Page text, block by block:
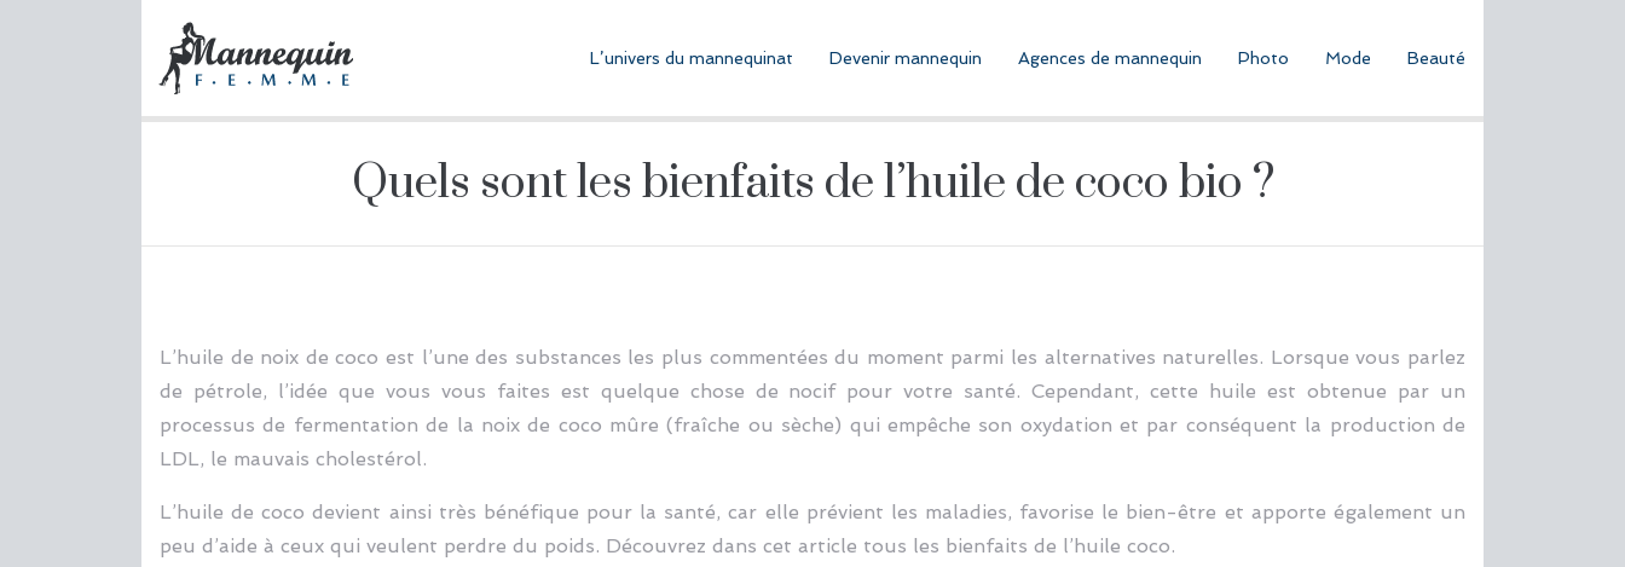
L’univers du mannequinat Devenir mannequin Agences de mannequin Photo Mode Beauté
Quels sont les bienfaits de l’huile de coco bio ?
L’huile de noix de coco est l’une des substances les plus commentées du moment parmi les alternatives naturelles. Lorsque vous parlez
de pétrole, l’idée que vous vous faites est quelque chose de nocif pour votre santé. Cependant, cette huile est obtenue par un
processus de fermentation de la noix de coco mûre (fraîche ou sèche) qui empêche son oxydation et par conséquent la production de
LDL, le mauvais cholestérol.
L’huile de coco devient ainsi très bénéfique pour la santé, car elle prévient les maladies, favorise le bien-être et apporte également un
peu d’aide à ceux qui veulent perdre du poids. Découvrez dans cet article tous les bienfaits de l’huile coco.